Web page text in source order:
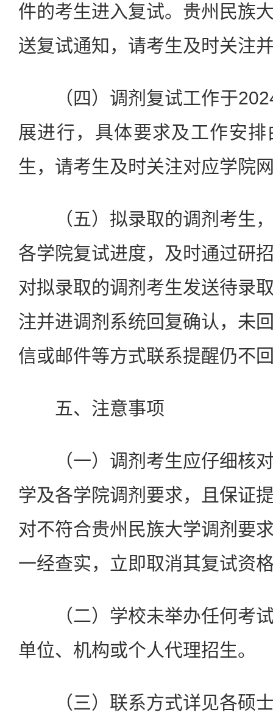
件的考生进入复试。贵州民族
送复试通知，请考生及时关注
（四）调剂复试工作于
展进行，具体要求及工作安
生，请考生及时关注对应学院
（五）拟录取的调剂考生
各学院复试进度，及时通过研
对拟录取的调剂考生发送待录
注并进调剂系统回复确认，未
信或邮件等方式联系提醒仍不
五、注意事项
（一）调剂考生应仔细核
学及各学院调剂要求，且保证
对不符合贵州民族大学调剂要
一经查实，立即取消其复试资
（二）学校未举办任何考
单位、机构或个人代理招生。
（三）联系方式详见各硕